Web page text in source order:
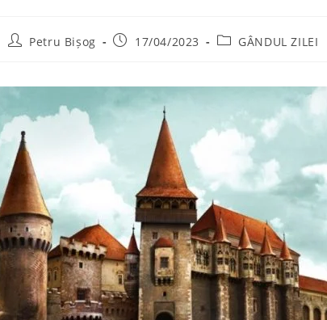
Petru Bișog 17/04/2023 GÂNDUL ZILEI